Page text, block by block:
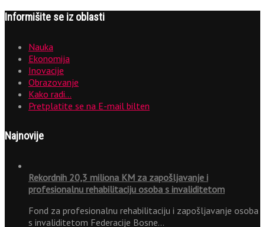
Informišite se iz oblasti
Nauka
Ekonomija
Inovacije
Obrazovanje
Kako radi…
Pretplatite se na E-mail bilten
Najnovije
Rekordnih 20,3 miliona KM za zapošljavanje i
profesionalnu rehabilitaciju osoba s invaliditetom
Fond za profesionalnu rehabilitaciju i zapošljavanje osoba
s invaliditetom Federacije Bosne…